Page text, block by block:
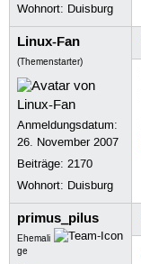
Wohnort: Duisburg
Linux-Fan
(Themenstarter)
Anmeldungsdatum:
26. November 2007
Beiträge:2170
Wohnort: Duisburg
primus_pilus
Ehemali
ge